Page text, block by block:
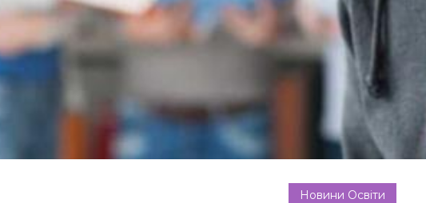
Новини Освіти